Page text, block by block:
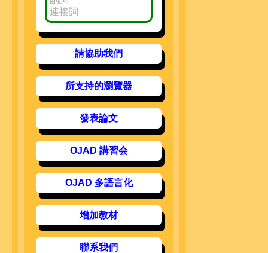
連接詞
請協助我們
所支持的瀏覽器
發表論文
OJAD 講習会
OJAD 多語言化
增加教材
聯系我們